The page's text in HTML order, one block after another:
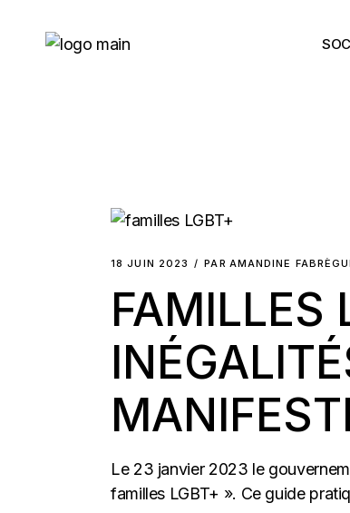
18 JUIN 2023 PAR AMANDINE
FAMILLES
Le 23 janvier 2023 le
familles LGBT+ ». Ce guide